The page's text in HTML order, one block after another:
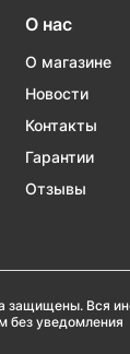
О нас
О магазине
Новости
Контакты
Гарантии
Отзывы
Вся
без уведомления